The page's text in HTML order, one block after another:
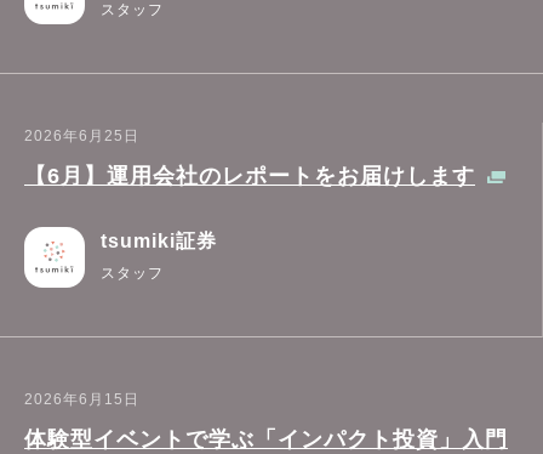
スタッフ
2026年6月25日
【6月】運用会社のレポートをお届けします
tsumiki証券
スタッフ
2026年6月15日
体験型イベントで学ぶ「インパクト投資」入門